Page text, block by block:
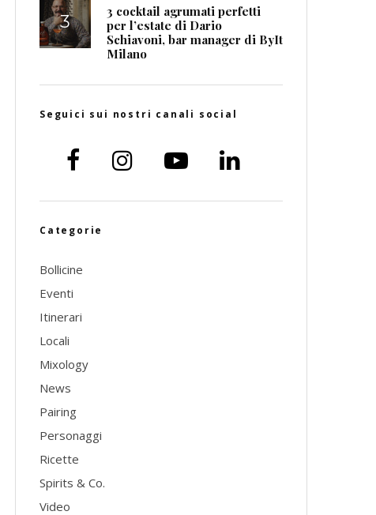
3 cocktail agrumati perfetti
per l’estate di Dario
Schiavoni, bar manager di ByIt
Milano
Seguici sui nostri canali social
Categorie
Bollicine
Eventi
Itinerari
Locali
Mixology
News
Pairing
Personaggi
Ricette
Spirits & Co.
Video